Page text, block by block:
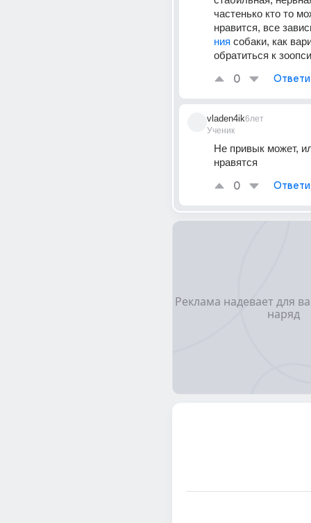
частенько кто то
нравится, все
ния собаки, как
обратиться к
0
vladen4ik
Ученик
6лет
Не привык может,
нравятся
0